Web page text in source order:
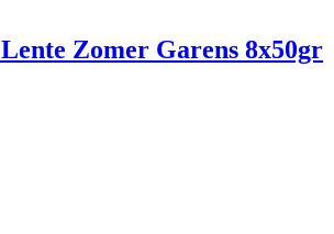
Zomer Garens 8x50gr